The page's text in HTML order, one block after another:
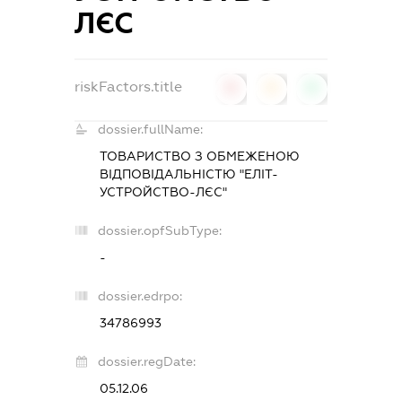
ЛЄС
riskFactors.title
dossier.fullName:
ТОВАРИСТВО З ОБМЕЖЕНОЮ
ВІДПОВІДАЛЬНІСТЮ "ЕЛІТ-
УСТРОЙСТВО-ЛЄС"
dossier.opfSubType:
-
dossier.edrpo:
34786993
dossier.regDate:
05.12.06